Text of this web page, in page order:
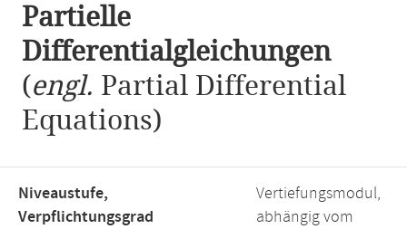
Partielle
Differentialgleichungen
(engl. Partial Differential
Equations)
Niveaustufe,
Verpflichtungsgrad
Vertiefungsmodul,
abhängig vom